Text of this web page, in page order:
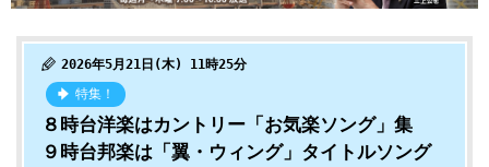
2026年5月21日(木) 11時25分
特集！
８時台洋楽はカントリー「お気楽ソング」集
９時台邦楽は「翼・ウィング」タイトルソング